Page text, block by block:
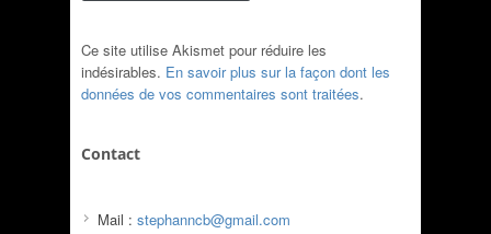
Ce site utilise Akismet pour réduire les
indésirables. En savoir plus sur la façon dont les
données de vos commentaires sont traitées.
Contact
Mail : stephanncb@gmail.com